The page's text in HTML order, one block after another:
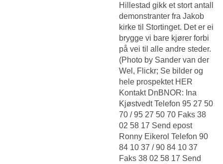
Hillestad gikk et stort antall
demonstranter fra Jakob
kirke til Stortinget. Det er ei
brygge vi bare kjører forbi
på vei til alle andre steder.
(Photo by Sander van der
Wel, Flickr; Se bilder og
hele prospektet HER
Kontakt DnBNOR: Ina
Kjøstvedt Telefon 95 27 50
70 / 95 27 50 70 Faks 38
02 58 17 Send epost
Ronny Eikerol Telefon 90
84 10 37 / 90 84 10 37
Faks 38 02 58 17 Send